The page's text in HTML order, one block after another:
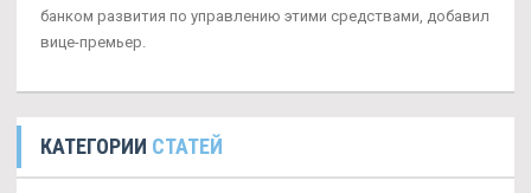
банком развития по управлению этими средствами, добавил
вице-премьер.
КАТЕГОРИИ СТАТЕЙ